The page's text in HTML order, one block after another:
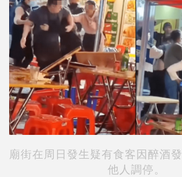
廟街在周日發生疑有食客因醉酒
他人調停。